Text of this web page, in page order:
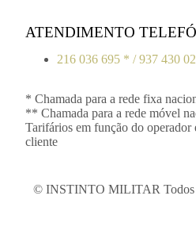
ATENDIMENTO
216 036 695 * / 937 430
* Chamada para a rede fixa
** Chamada para a rede móvel
Tarifários em função do operador
cliente
© INSTINTO MILITAR Todos